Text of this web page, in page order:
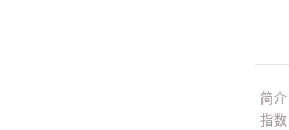
简介
指数